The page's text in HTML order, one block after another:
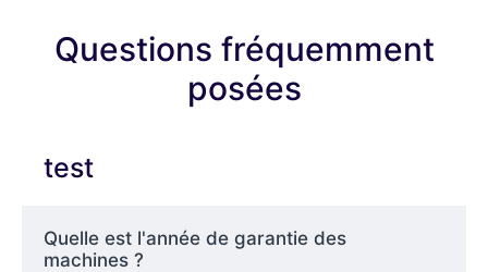
Questions fréquemment
posées
test
Quelle est l'année de garantie des
machines ?